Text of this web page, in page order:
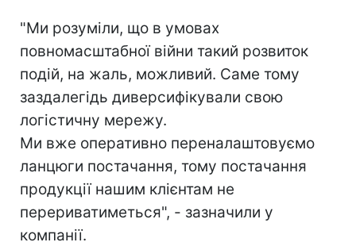
"Ми розуміли, що в умовах
повномасштабної війни такий розвиток
подій, на жаль, можливий. Саме тому
заздалегідь диверсифікували свою
логістичну мережу.
Ми вже оперативно переналаштовуємо
ланцюги постачання, тому постачання
продукції нашим клієнтам не
перериватиметься", - зазначили у
компанії.